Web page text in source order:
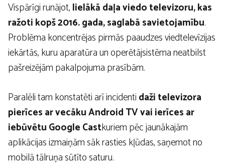
Vispārīgi runājot,lielākā daļa viedo televizoru, kas
ražoti kopš 2016. gada, saglabā savietojamību.
Problēma koncentrējas pirmās paaudzes viedtelevīzijas
iekārtās, kuru aparatūra un operētājsistēma neatbilst
pašreizējām pakalpojuma prasībām.
Paralēli tam konstatēti arī incidentidaži televizora
pierīces ar vecāku Android TV vai ierīces ar
iebūvētu Google Castkuriem pēc jaunākajām
aplikācijas izmaiņām sāk rasties kļūdas, saņemot no
mobilā tālruņa sūtīto saturu.